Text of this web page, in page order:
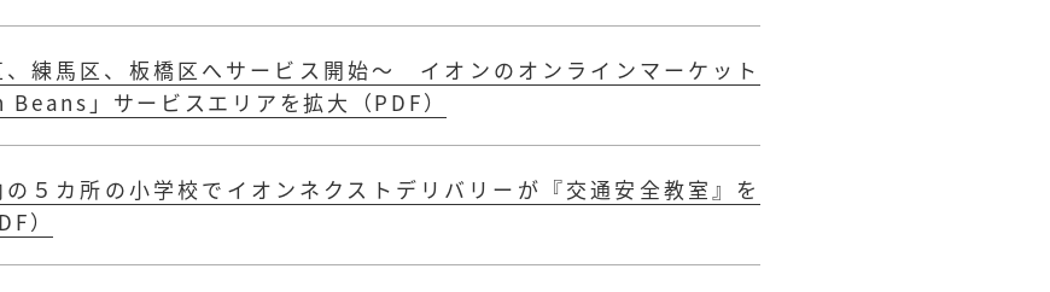
、練馬区、板橋区へサービス開始～ イオンのオンラインマーケット
Beans」サービスエリアを拡大（PDF）
５カ所の小学校でイオンネクストデリバリーが『交通安全教室』を
）